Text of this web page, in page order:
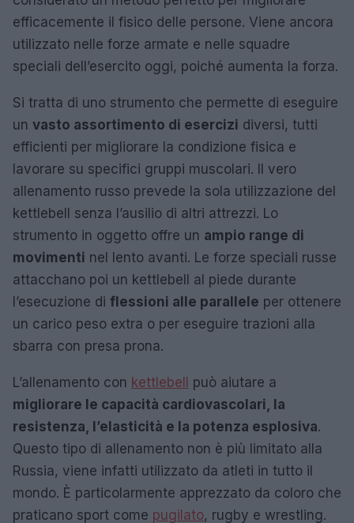
efficacemente il fisico delle persone. Viene ancora
utilizzato nelle forze armate e nelle squadre
speciali dell’esercito oggi, poiché aumenta la forza.
Si tratta di uno strumento che permette di eseguire
un vasto assortimento di esercizi diversi, tutti
efficienti per migliorare la condizione fisica e
lavorare su specifici gruppi muscolari. Il vero
allenamento russo prevede la sola utilizzazione del
kettlebell senza l’ausilio di altri attrezzi. Lo
strumento in oggetto offre un ampio range di
movimenti nel lento avanti. Le forze speciali russe
attacchano poi un kettlebell al piede durante
l’esecuzione di flessioni alle parallele per ottenere
un carico peso extra o per eseguire trazioni alla
sbarra con presa prona.
L’allenamento con kettlebell
può aiutare a
migliorare le capacità cardiovascolari, la
resistenza, l’elasticità e la potenza esplosiva.
Questo tipo di allenamento non è più limitato alla
Russia, viene infatti utilizzato da atleti in tutto il
mondo. È particolarmente apprezzato da coloro che
praticano sport come pugilato, rugby e wrestling.